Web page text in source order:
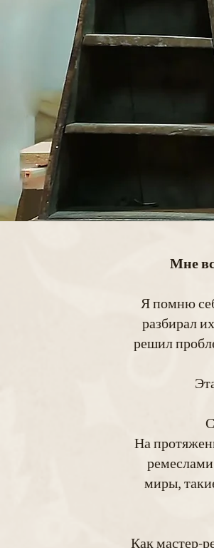
Мне
Я помню
разбирал
решил
На
миры,
Как мастер-